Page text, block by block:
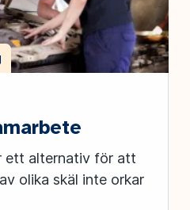
ett alternativ för att
olika skäl inte orkar